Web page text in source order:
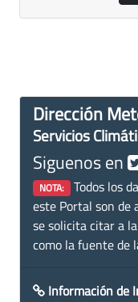
Dirección
Servicios
Siguenos en
NOTA: Todos los
este Portal son de
se solicita citar a la
como la fuente de
Información de